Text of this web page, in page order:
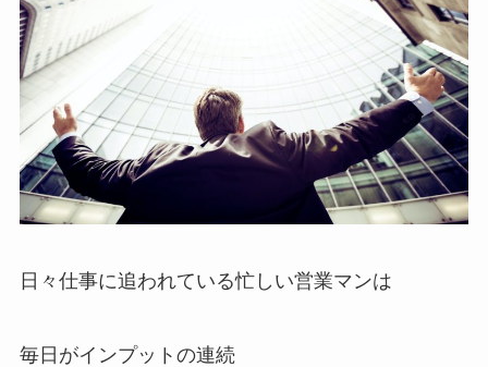
日々仕事に追われている忙しい営業マンは
毎日がインプットの連続